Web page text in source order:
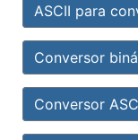
ASCII para
Conversor
Conversor